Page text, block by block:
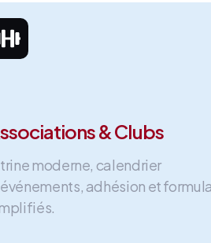
& Clubs
moderne, calendrier
adhésion et